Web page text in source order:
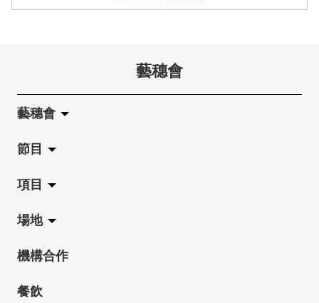
藝穗會
藝穗會
關於藝穗會
藝穗會的演化
使命與宗旨
藝穗會架構
檔案庫
節目
拉闊
展覽
演出
活動
項目
Jazz-Go-Central, Jazz-Go-Fringe
LPL
2015-16 藝術場地資助計劃
場地
陳麗玲畫廊
奶庫
機構合作
餐飲